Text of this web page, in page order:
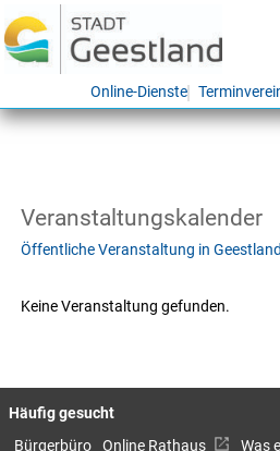
Online-Dienste
Veranstaltungskalender
Öffentliche Veranstaltung in
Keine Veranstaltung gefunden.
Häufig gesucht
Bürgerbüro Online Rathaus
Was